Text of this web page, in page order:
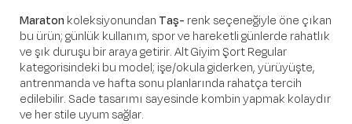
Maraton koleksiyonundan Taş- renk seçeneğiyle öne çıkan
bu ürün; günlük kullanım, spor ve hareketli günlerde rahatlık
ve şık duruşu bir araya getirir. Alt Giyim Şort Regular
kategorisindeki bu model; işe/okula giderken, yürüyüşte,
antrenmanda ve hafta sonu planlarında rahatça tercih
edilebilir. Sade tasarımı sayesinde kombin yapmak kolaydır
ve her stile uyum sağlar.